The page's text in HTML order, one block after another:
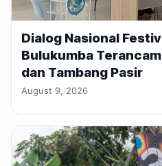
Dialog Nasional
Bulukumba
dan Tambang Pasir
August 9, 2026